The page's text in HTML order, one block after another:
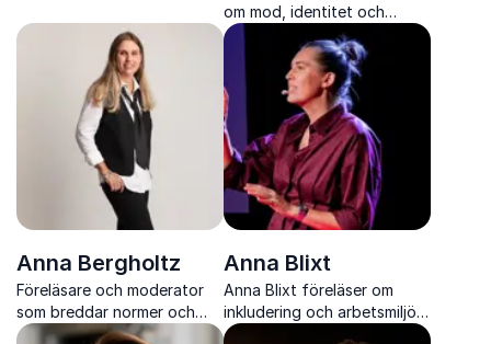
om HBTQI+, normer och
identitet med ett tydligt
queerperspektiv.
om mod, identitet och
inkludering.
Anna Bergholtz
Föreläsare och moderator
som breddar normer och
skapar verklig inkludering
Anna Blixt
Anna Blixt föreläser om
inkludering och arbetsmiljö
med humor, skärpa och